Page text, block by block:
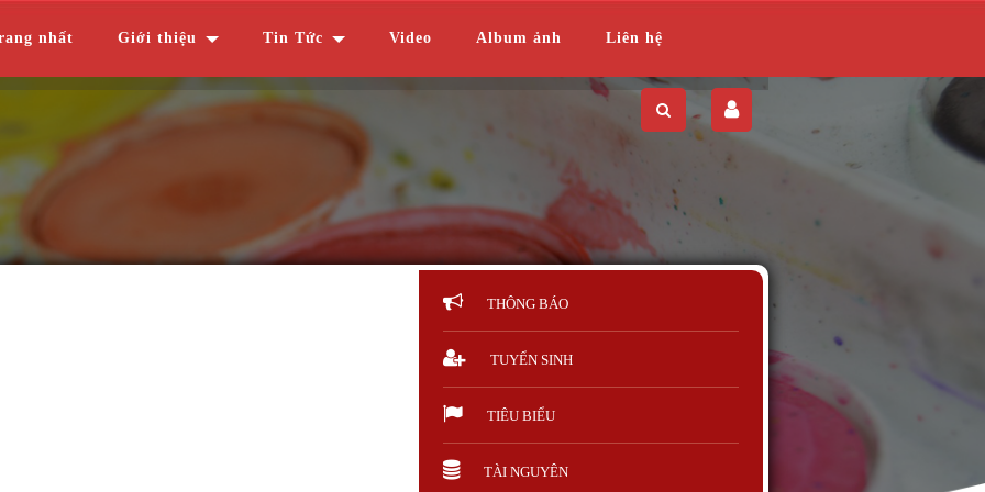
nhất Giới thiệu Tin Tức Video Album ảnh Liên hệ
THÔNG BÁO
TUYỂN SINH
TIÊU BIỂU
TÀI NGUYÊN